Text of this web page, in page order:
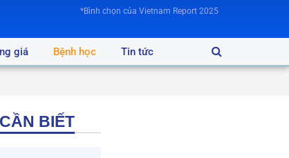
*Bình chọn của Vietnam Report 2025
giá Bệnh học Tin tức
BIẾT